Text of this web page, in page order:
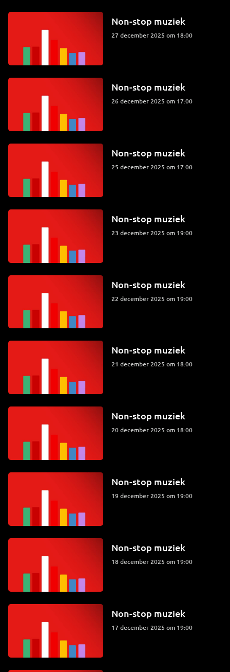
Non-stop muziek
27 december 2025 om 18:00
Non-stop muziek
26 december 2025 om 17:00
Non-stop muziek
25 december 2025 om 17:00
Non-stop muziek
23 december 2025 om 19:00
Non-stop muziek
22 december 2025 om 19:00
Non-stop muziek
21 december 2025 om 18:00
Non-stop muziek
20 december 2025 om 18:00
Non-stop muziek
19 december 2025 om 19:00
Non-stop muziek
18 december 2025 om 19:00
Non-stop muziek
17 december 2025 om 19:00